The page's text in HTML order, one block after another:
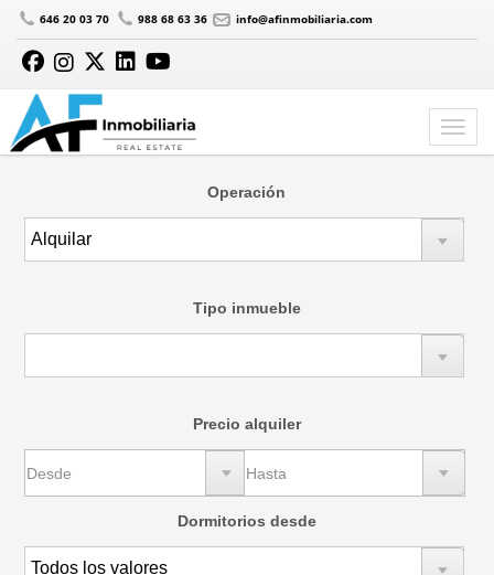
646 20 03 70 988 68 63 36 info@afinmobiliaria.com
MAPA
Operación
Tipo inmueble
Precio alquiler
Dormitorios desde